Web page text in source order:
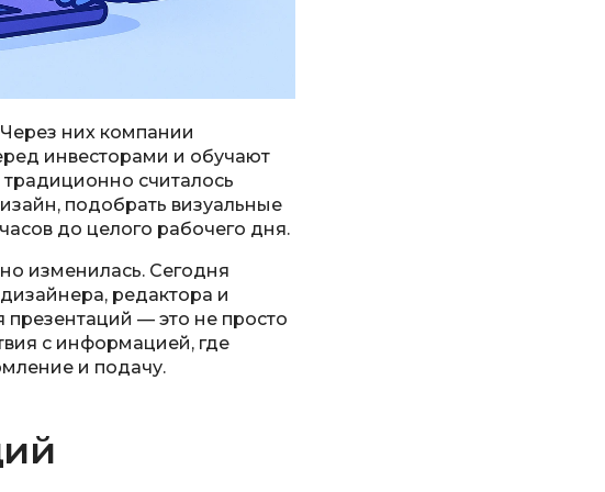
них компании
инвесторами и обучают
считалось
подобрать визуальные
до целого рабочего дня.
изменилась. Сегодня
редактора и
— это не просто
с информацией, где
и подачу.